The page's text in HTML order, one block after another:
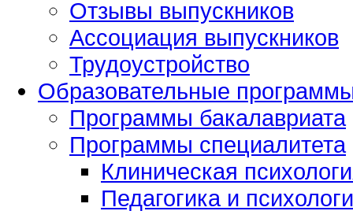
Отзывы выпускников
Ассоциация выпускников
Трудоустройство
Образовательные
Программы бакалавриата
Программы специалитета
Клиническая
Педагогика и